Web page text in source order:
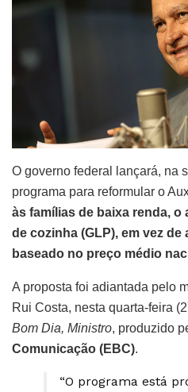
O governo federal lançará, na
programa para reformular o
às famílias de baixa renda,
de cozinha (GLP), em vez
baseado no preço médio
A proposta foi adiantada pelo
Rui Costa, nesta quarta-feira
Bom Dia, Ministro, produzido
Comunicação (EBC).
“O programa está